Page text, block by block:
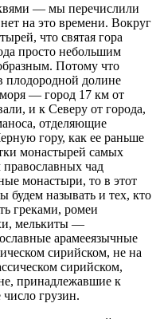
— мы перечислили
на это времени. Вокруг
что святая гора
просто небольшим
Потому что
плодородной долине
— город 17 км от
и к Северу от города,
отделяющие
гору, как ее раньше
монастырей самых
чад
монастыри, то в этот
будем называть и тех, кто
греками, ромеи
мелькиты —
арамееязычные
сирийском, не на
сирийском,
принадлежавшие к
грузин.